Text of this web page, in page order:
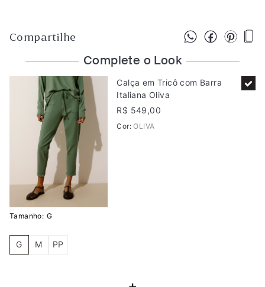
Compartilhe
Complete o Look
Calça em Tricô com Barra
Italiana Oliva
R$ 549,00
Cor: OLIVA
Tamanho: G
G M PP